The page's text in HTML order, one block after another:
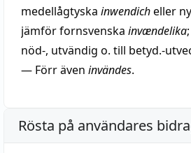
medellågtyska inwendicheller
jämför fornsvenska invændelika
nöd-, utvändig o. till betyd.-
— Förr även invändes.
Rösta på användares